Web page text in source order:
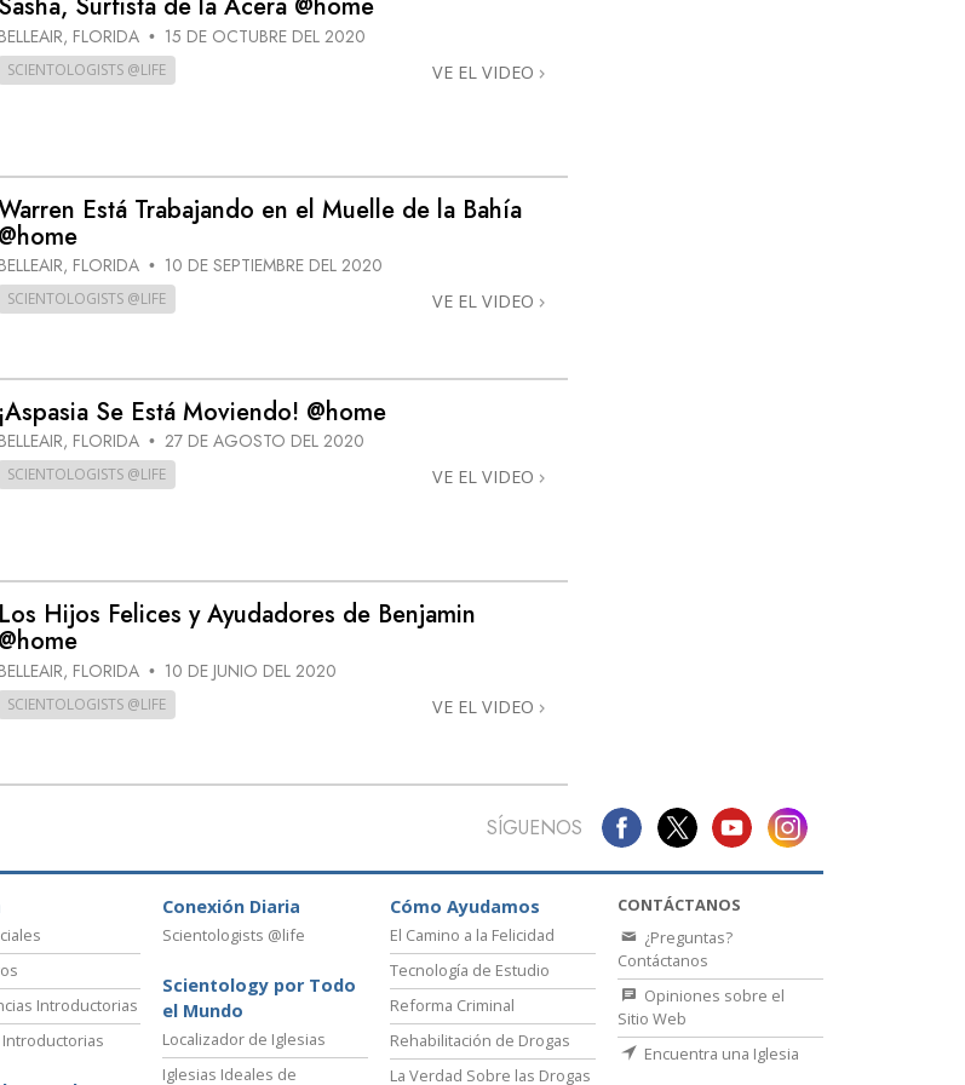
Los Niños
La Ética y las
Los Fundamentos de las Relaciones
Sasha, Surfista de la Acera @home
BELLEAIR, FLORIDA • 15 DE OCTUBRE DEL 2020
SCIENTOLOGISTS @LIFE VE EL VIDEO
Está Trabajando en el Muelle de la Bahía
@home
BELLEAIR, FLORIDA • 10 DE SEPTIEMBRE DEL 2020
SCIENTOLOGISTS @LIFE VE EL VIDEO
¡Aspasia Se Está Moviendo! @home
BELLEAIR, FLORIDA • 27 DE AGOSTO DEL 2020
SCIENTOLOGISTS @LIFE VE EL VIDEO
Los Hijos Felices y Ayudadores de Benjamin
@home
BELLEAIR, FLORIDA • 10 DE JUNIO DEL 2020
SCIENTOLOGISTS @LIFE VE EL VIDEO
SÍGUENOS
Introductorias
Introductorias
Conexión Diaria
Scientologists @life
Scientology por Todo
el Mundo
Localizador de Iglesias
Iglesias Ideales de
Cómo Ayudamos
El Camino a la Felicidad
Tecnología de Estudio
Reforma Criminal
Rehabilitación de Drogas
La Verdad Sobre las Drogas
CONTÁCTANOS
¿Preguntas?
Contáctanos
Opiniones sobre el
Sitio Web
Encuentra una Iglesia